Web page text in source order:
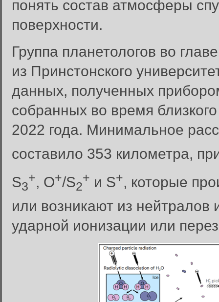
понять состав атмосферы
поверхности.
Группа планетологов во
из Принстонского
данных, полученных
собранных во время
2022 года. Минимальное
составило 353 километра,
S3
+, O+/S2
+ и S+, которые
или возникают из
ударной ионизации или